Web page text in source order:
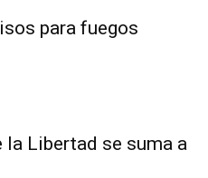
para fuegos
la Libertad se suma a